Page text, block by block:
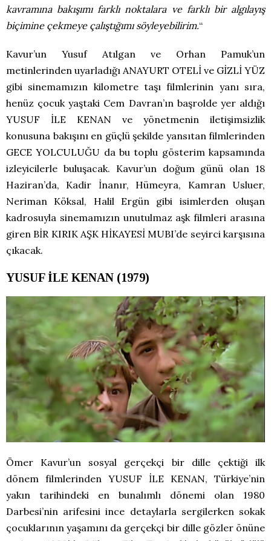
kavramına bakışımı farklı noktalara ve farklı bir algılayış
biçimine çekmeye çalıştığımı söyleyebilirim.“
Kavur’un Yusuf Atılgan ve Orhan Pamuk’un
metinlerinden uyarladığı ANAYURT OTELİ ve GİZLİ YÜZ
gibi sinemamızın kilometre taşı filmlerinin yanı sıra,
henüz çocuk yaştaki Cem Davran’ın başrolde yer aldığı
YUSUF İLE KENAN ve yönetmenin iletişimsizlik
konusuna bakışını en güçlü şekilde yansıtan filmlerinden
GECE YOLCULUĞU da bu toplu gösterim kapsamında
izleyicilerle buluşacak. Kavur’un doğum günü olan 18
Haziran’da, Kadir İnanır, Hümeyra, Kamran Usluer,
Neriman Köksal, Halil Ergün gibi isimlerden oluşan
kadrosuyla sinemamızın unutulmaz aşk filmleri arasına
giren BİR KIRIK AŞK HİKAYESİ MUBI’de seyirci karşısına
çıkacak.
YUSUF İLE KENAN (1979)
Ömer Kavur’un sosyal gerçekçi bir dille çektiği ilk
dönem filmlerinden YUSUF İLE KENAN, Türkiye’nin
yakın tarihindeki en bunalımlı dönemi olan 1980
Darbesi’nin arifesini ince detaylarla sergilerken sokak
çocuklarının yaşamını da gerçekçi bir dille gözler önüne